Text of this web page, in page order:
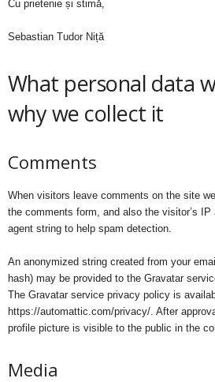
Cu prietenie și stimă,
Sebastian Tudor Niță
What personal data
why we collect it
Comments
When visitors leave comments on the site
the comments form, and also the visitor’s IP
agent string to help spam detection.
An anonymized string created from your
hash) may be provided to the Gravatar
The Gravatar service privacy policy is
https://automattic.com/privacy/. After
profile picture is visible to the public in the
Media